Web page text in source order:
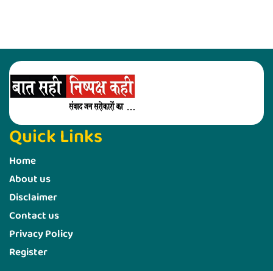
Quick Links
Home
About us
Disclaimer
Contact us
Privacy Policy
Register